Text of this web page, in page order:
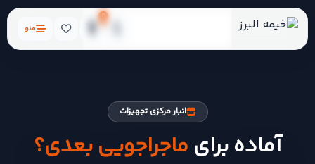
0
منو
انبار مرکزی تجهیزات
آماده برای ماجراجویی بعدی؟